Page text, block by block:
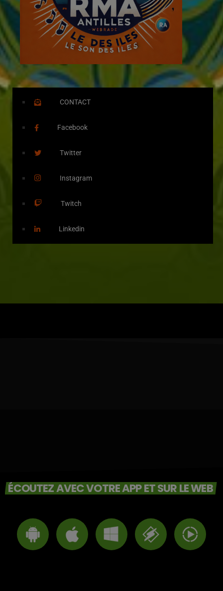
CONTACT
Facebook
Twitter
Instagram
Twitch
Linkedin
ÉCOUTEZ AVEC VOTRE APP ET SUR LE WEB